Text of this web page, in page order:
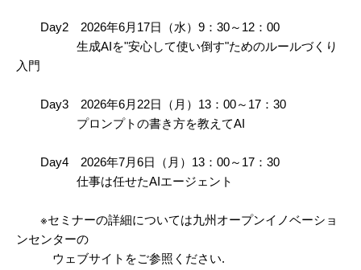
Day2 2026年6月17日（水）9：30～12：00
生成AIを"安心して使い倒す"ためのルールづくり
入門
Day3 2026年6月22日（月）13：00～17：30
プロンプトの書き方を教えてAI
Day4 2026年7月6日（月）13：00～17：30
仕事は任せたAIエージェント
※セミナーの詳細については九州オープンイノベーショ
ンセンターの
ウェブサイトをご参照ください.